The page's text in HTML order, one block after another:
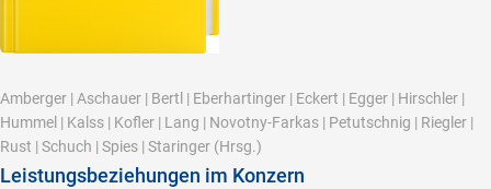
Amberger | Aschauer | Bertl | Eberhartinger | Eckert | Egger | Hirschler |
Hummel | Kalss | Kofler | Lang | Novotny-Farkas | Petutschnig | Riegler |
Rust | Schuch | Spies | Staringer (Hrsg.)
Leistungsbeziehungen im Konzern